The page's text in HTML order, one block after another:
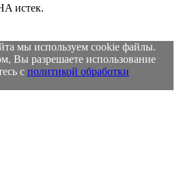
истек.
мы используем cookie файлы.
Вы разрешаете использование
с политикой обработки